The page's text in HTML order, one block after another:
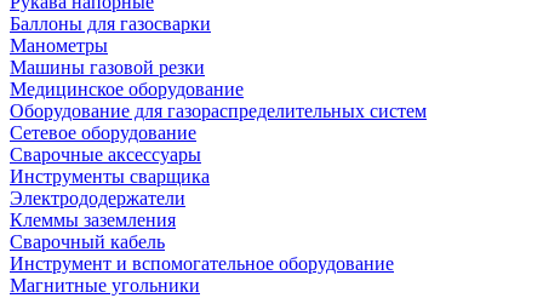
Баллоны для газосварки
Манометры
Машины газовой резки
Медицинское оборудование
Оборудование для газораспределительных систем
Сетевое оборудование
Сварочные аксессуары
Инструменты сварщика
Электрододержатели
Клеммы заземления
Сварочный кабель
Инструмент и вспомогательное оборудование
Магнитные угольники